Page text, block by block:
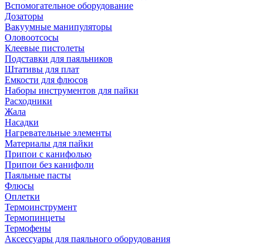
Вспомогательное оборудование
Дозаторы
Вакуумные манипуляторы
Оловоотсосы
Клеевые пистолеты
Подставки для паяльников
Штативы для плат
Емкости для флюсов
Наборы инструментов для пайки
Расходники
Жала
Насадки
Нагревательные элементы
Материалы для пайки
Припои с канифолью
Припои без канифоли
Паяльные пасты
Флюсы
Оплетки
Термоинструмент
Термопинцеты
Термофены
Аксессуары для паяльного оборудования